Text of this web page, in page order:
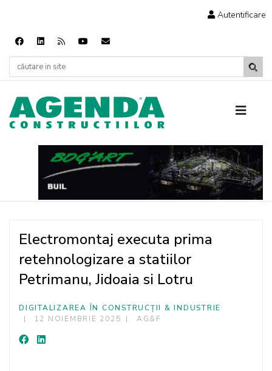
Autentificare
Electromontaj executa prima
retehnologizare a statiilor
Petrimanu, Jidoaia si Lotru
DIGITALIZAREA ÎN CONSTRUCȚII & INDUSTRIE
12 NOIEMBRIE 2025
AG&F